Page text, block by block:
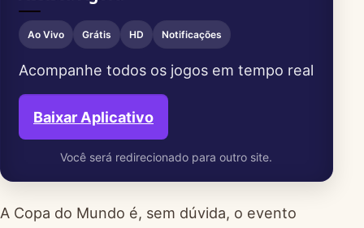
Ao Vivo Grátis HD Notificações
Acompanhe todos os jogos em tempo real
Baixar Aplicativo
Você será redirecionado para outro site.
A Copa do Mundo é, sem dúvida, o evento